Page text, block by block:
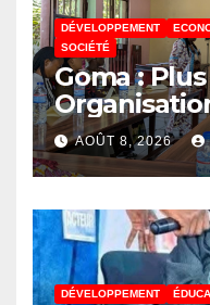
DÉVELOPPEMENT
SOCIÉTÉ
Goma :
réunies
AOÛT 8, 2026
DÉVELOPPEMENT